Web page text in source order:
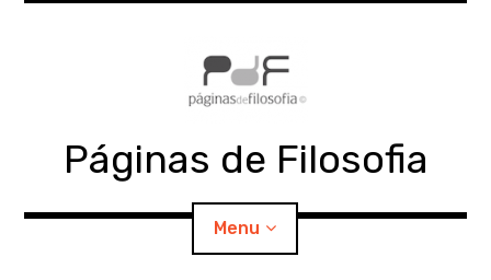
Páginas de Filosofia
Menu